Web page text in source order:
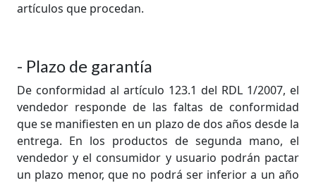
artículos que procedan.
- Plazo de garantía
De conformidad al artículo 123.1 del RDL 1/2007, el
vendedor responde de las faltas de conformidad
que se manifiesten en un plazo de dos años desde la
entrega. En los productos de segunda mano, el
vendedor y el consumidor y usuario podrán pactar
un plazo menor, que no podrá ser inferior a un año